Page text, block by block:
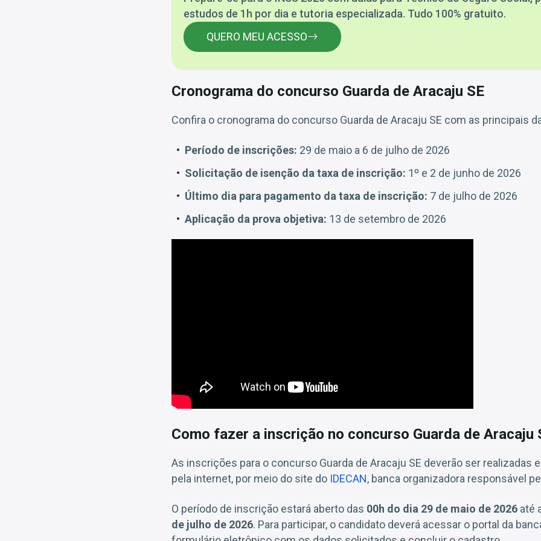
estudos de 1h por dia e tutoria especializada. Tudo 100% gratuito.
QUERO MEU ACESSO
Cronograma do concurso Guarda de Aracaju SE
Confira o cronograma do concurso Guarda de Aracaju SE com as principais
Período de inscrições: 29 de maio a 6 de julho de 2026
Solicitação de isenção da taxa de inscrição: 1º e 2 de junho de 2026
Último dia para pagamento da taxa de inscrição: 7 de julho de 2026
Aplicação da prova objetiva: 13 de setembro de 2026
Como fazer a inscrição no concurso Guarda de Aracaju
As inscrições para o concurso Guarda de Aracaju SE deverão ser realizadas
pela internet, por meio do site do IDECAN, banca organizadora responsável
O período de inscrição estará aberto das 00h do dia 29 de maio de 2026 até
de julho de 2026. Para participar, o candidato deverá acessar o portal da